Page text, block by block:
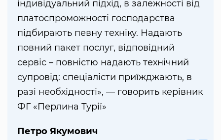
індивідуальний підхід, в залежності від
платоспроможності господарства
підбирають певну техніку. Надають
повний пакет послуг, відповідний
сервіс – повністю надають технічний
супровід: спеціалісти приїжджають, в
разі необхідності», — говорить керівник
ФГ «Перлина Турії»
Петро Якумович